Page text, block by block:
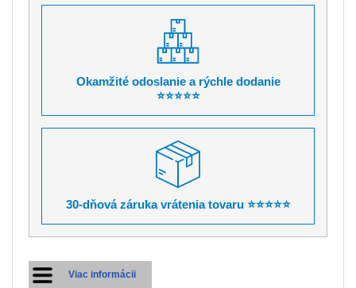
Okamžité odoslanie a rýchle dodanie
⭐⭐⭐⭐⭐
30-dňová záruka vrátenia tovaru ⭐⭐⭐⭐⭐
Viac informácii